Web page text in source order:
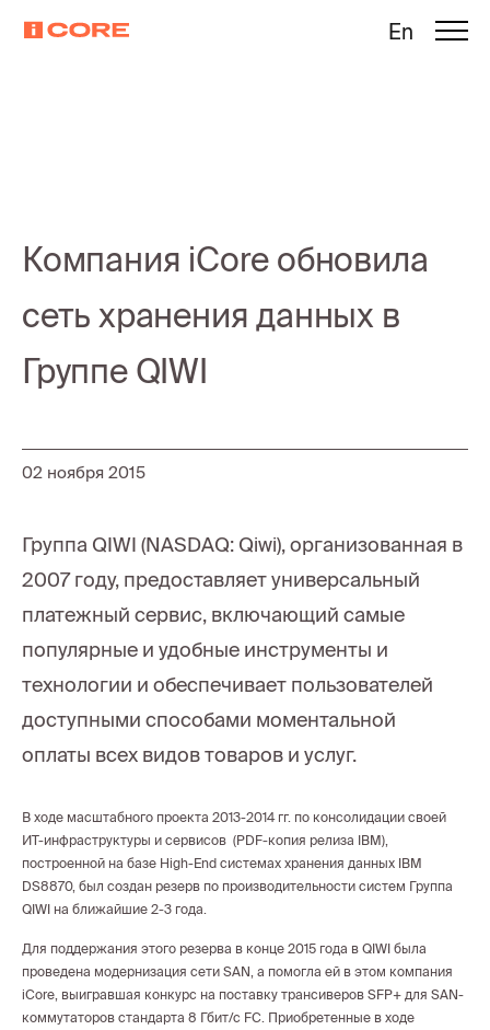
En
Компания iCore обновила
сеть хранения данных в
Группе QIWI
02 ноября 2015
Группа QIWI (NASDAQ: Qiwi), организованная в
2007 году, предоставляет универсальный
платежный сервис, включающий самые
популярные и удобные инструменты и
технологии и обеспечивает пользователей
доступными способами моментальной
оплаты всех видов товаров и услуг.
В ходе масштабного проекта 2013-2014 гг. по консолидации своей
ИТ-инфраструктуры и сервисов (PDF-копия релиза IBM),
построенной на базе High-End системах хранения данных IBM
DS8870, был создан резерв по производительности систем Группа
QIWI на ближайшие 2-3 года.
Для поддержания этого резерва в конце 2015 года в QIWI была
проведена модернизация сети SAN, а помогла ей в этом компания
iCore, выигравшая конкурс на поставку трансиверов SFP+ для SAN-
коммутаторов стандарта 8 Гбит/с FC. Приобретенные в ходе